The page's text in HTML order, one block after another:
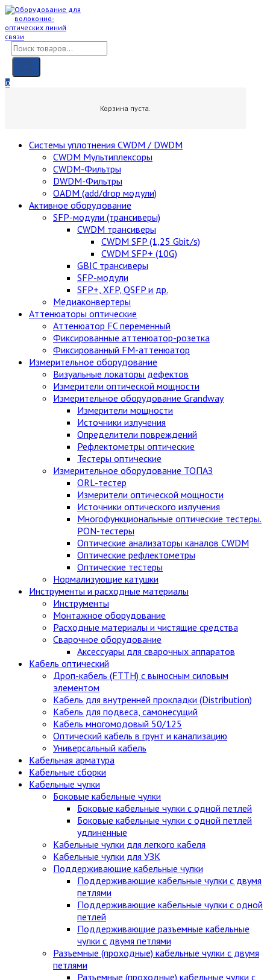
Skip
content
Поиск
товаров
0
Корзина пуста.
Cистемы уплотнения CWDM / DWDM
CWDM Мультиплексоры
CWDM-Фильтры
DWDM-Фильтры
OADM (add/drop модули)
Активное оборудование
SFP-модули (трансиверы)
CWDM трансиверы
CWDM SFP (1,25 Gbit/s)
CWDM SFP+ (10G)
GBIC трансиверы
SFP-модули
SFP+, XFP, QSFP и др.
Медиаконвертеры
Аттенюаторы оптические
Аттенюатор FC переменный
Фиксированные аттенюатор-розетка
Фиксированный FM-аттенюатор
Измерительное оборудование
Визуальные локаторы дефектов
Измерители оптической мощности
Измерительное оборудование Grandway
Измерители мощности
Источники излучения
Определители повреждений
Рефлектометры оптические
Тестеры оптические
Измерительное оборудование ТОПАЗ
ORL-тестер
Измерители оптической мощности
Источники оптического излучения
Многофункциональные оптические тестеры.
PON-тестеры
Оптические анализаторы каналов CWDM
Оптические рефлектометры
Оптические тестеры
Нормализующие катушки
Инструменты и расходные материалы
Инструменты
Монтажное оборудование
Расходные материалы и чистящие средства
Сварочное оборудование
Аксессуары для сварочных аппаратов
Кабель оптический
Дроп-кабель (FTTH) с выносным силовым
элементом
Кабель для внутренней прокладки (Distribution)
Кабель для подвеса, самонесущий
Кабель многомодовый 50/125
Оптический кабель в грунт и канализацию
Универсальный кабель
Кабельная арматура
Кабельные сборки
Кабельные чулки
Боковые кабельные чулки
Боковые кабельные чулки с одной петлей
Боковые кабельные чулки с одной петлей
удлиненные
Кабельные чулки для легкого кабеля
Кабельные чулки для УЗК
Поддерживающие кабельные чулки
Поддерживающие кабельные чулки с двумя
петлями
Поддерживающие кабельные чулки с одной
петлей
Поддерживающие разъемные кабельные
чулки с двумя петлями
Разъемные (проходные) кабельные чулки с двумя
петлями
Разъемные (проходные) кабельные чулки с